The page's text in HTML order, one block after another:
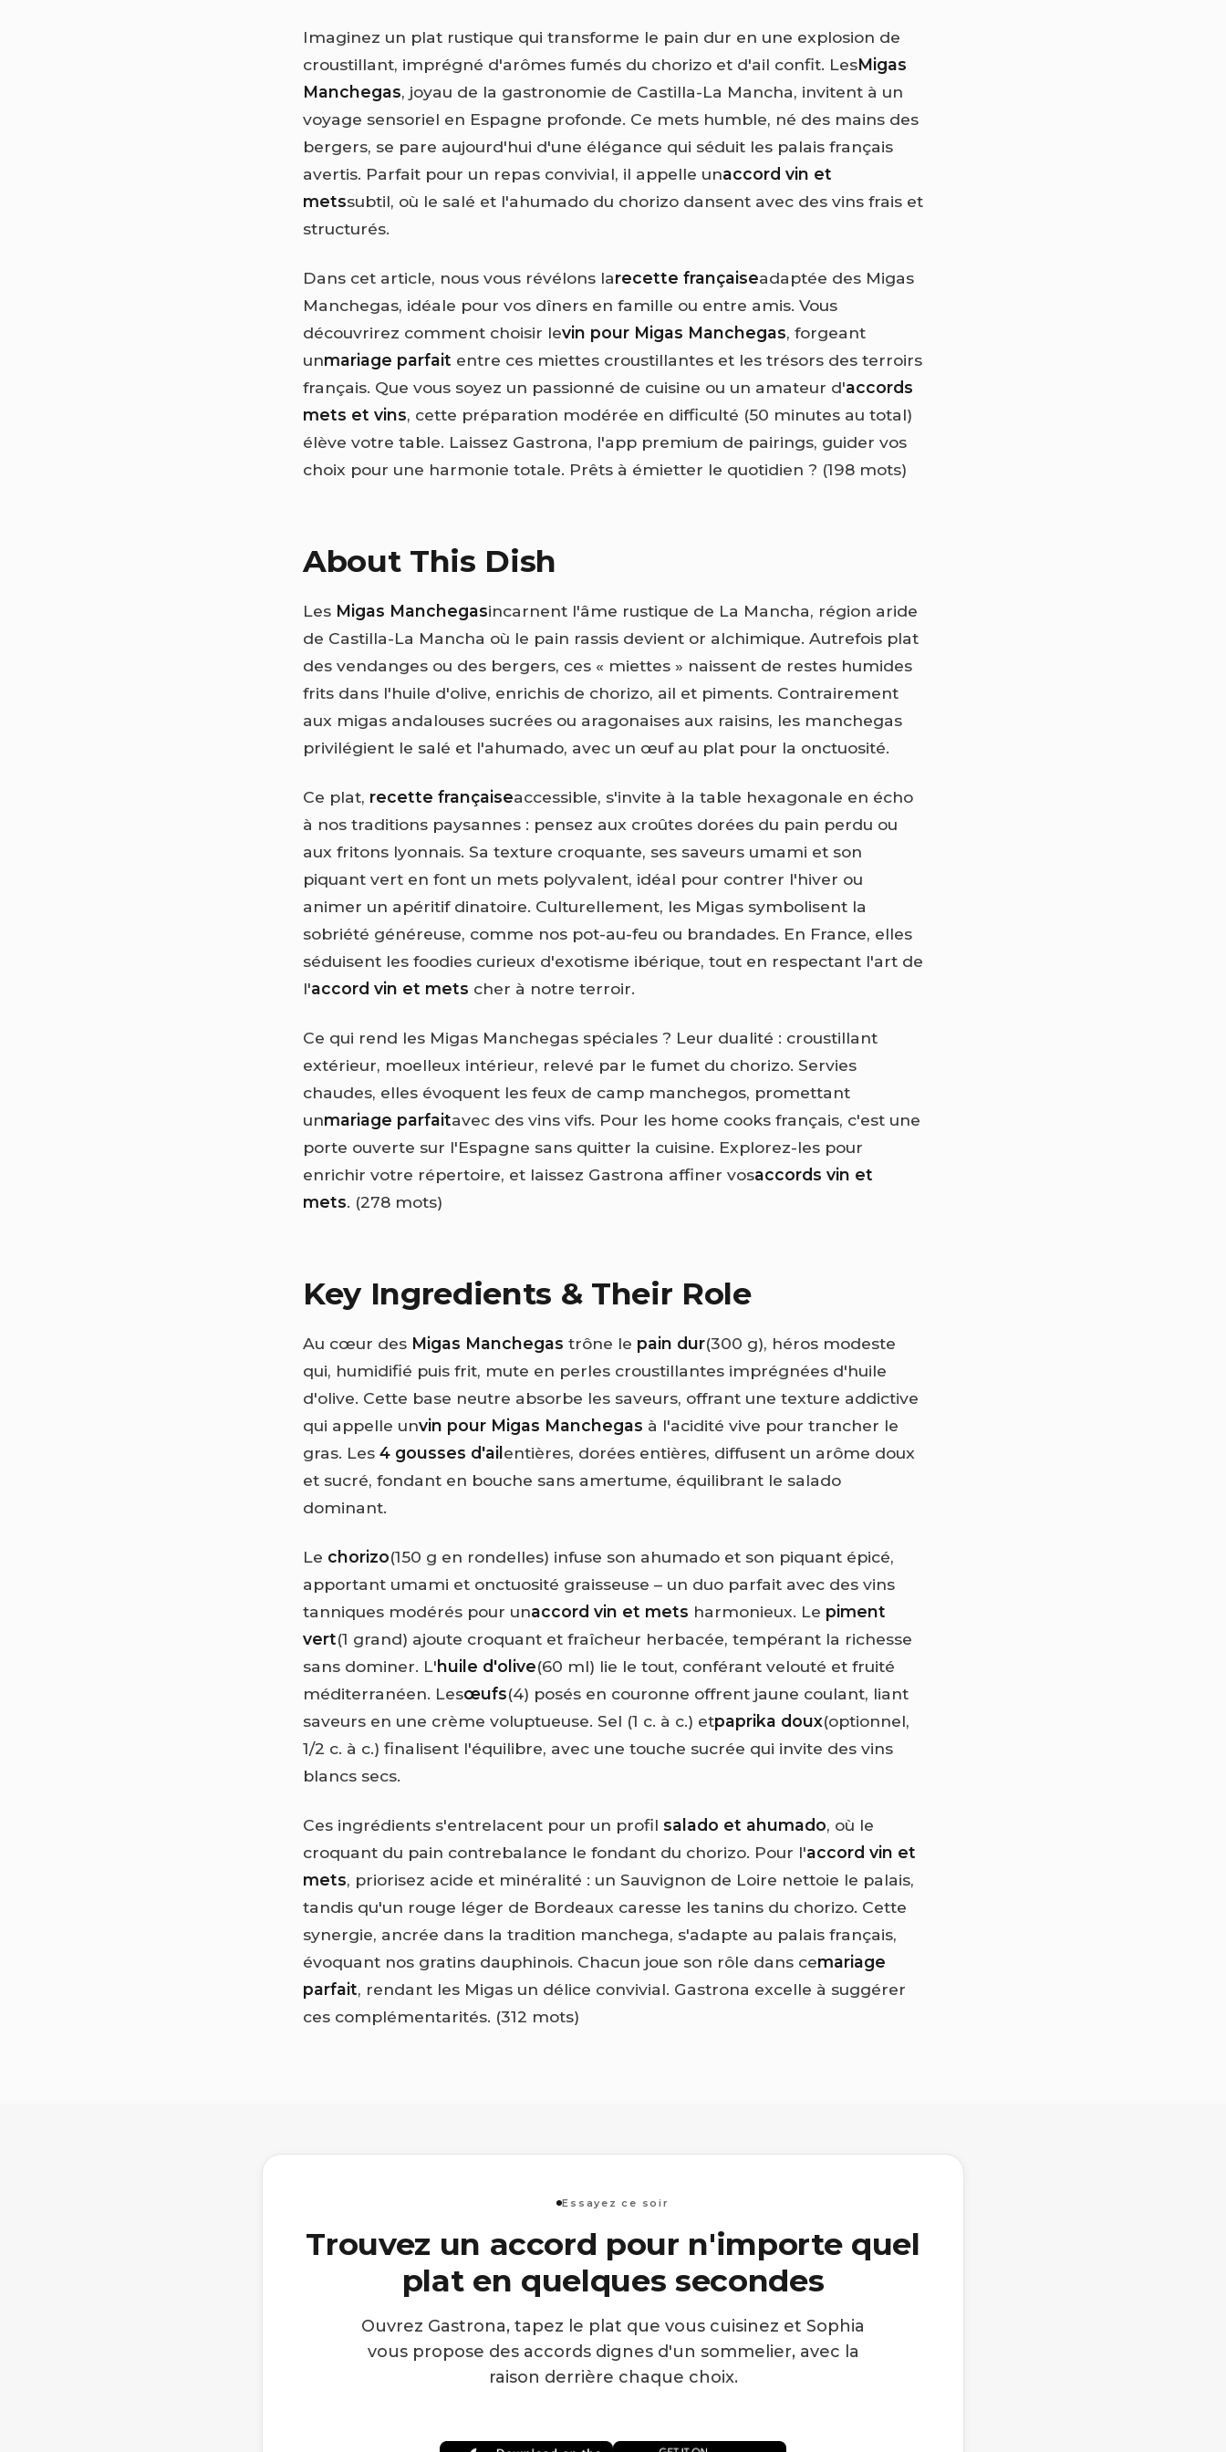
Imaginez un plat rustique qui transforme le pain dur en une explosion de
croustillant, imprégné d'arômes fumés du chorizo et d'ail confit. LesMigas
Manchegas, joyau de la gastronomie de Castilla-La Mancha, invitent à un
voyage sensoriel en Espagne profonde. Ce mets humble, né des mains des
bergers, se pare aujourd'hui d'une élégance qui séduit les palais français
avertis. Parfait pour un repas convivial, il appelle unaccord vin et
metssubtil, où le salé et l'ahumado du chorizo dansent avec des vins frais et
structurés.
Dans cet article, nous vous révélons larecette françaiseadaptée des Migas
Manchegas, idéale pour vos dîners en famille ou entre amis. Vous
découvrirez comment choisir levin pour Migas Manchegas, forgeant
unmariage parfait entre ces miettes croustillantes et les trésors des terroirs
français. Que vous soyez un passionné de cuisine ou un amateur d'accords
mets et vins, cette préparation modérée en difficulté (50 minutes au total)
élève votre table. Laissez Gastrona, l'app premium de pairings, guider vos
choix pour une harmonie totale. Prêts à émietter le quotidien ? (198 mots)
About This Dish
Les Migas Manchegasincarnent l'âme rustique de La Mancha, région aride
de Castilla-La Mancha où le pain rassis devient or alchimique. Autrefois plat
des vendanges ou des bergers, ces « miettes » naissent de restes humides
frits dans l'huile d'olive, enrichis de chorizo, ail et piments. Contrairement
aux migas andalouses sucrées ou aragonaises aux raisins, les manchegas
privilégient le salé et l'ahumado, avec un œuf au plat pour la onctuosité.
Ce plat, recette françaiseaccessible, s'invite à la table hexagonale en écho
à nos traditions paysannes : pensez aux croûtes dorées du pain perdu ou
aux fritons lyonnais. Sa texture croquante, ses saveurs umami et son
piquant vert en font un mets polyvalent, idéal pour contrer l'hiver ou
animer un apéritif dinatoire. Culturellement, les Migas symbolisent la
sobriété généreuse, comme nos pot-au-feu ou brandades. En France, elles
séduisent les foodies curieux d'exotisme ibérique, tout en respectant l'art de
l'accord vin et mets cher à notre terroir.
Ce qui rend les Migas Manchegas spéciales ? Leur dualité : croustillant
extérieur, moelleux intérieur, relevé par le fumet du chorizo. Servies
chaudes, elles évoquent les feux de camp manchegos, promettant
unmariage parfaitavec des vins vifs. Pour les home cooks français, c'est une
porte ouverte sur l'Espagne sans quitter la cuisine. Explorez-les pour
enrichir votre répertoire, et laissez Gastrona affiner vosaccords vin et
mets. (278 mots)
Key Ingredients & Their Role
Au cœur des Migas Manchegas trône le pain dur(300 g), héros modeste
qui, humidifié puis frit, mute en perles croustillantes imprégnées d'huile
d'olive. Cette base neutre absorbe les saveurs, offrant une texture addictive
qui appelle unvin pour Migas Manchegas à l'acidité vive pour trancher le
gras. Les 4 gousses d'ail entières, dorées entières, diffusent un arôme doux
et sucré, fondant en bouche sans amertume, équilibrant le salado
dominant.
Le chorizo(150 g en rondelles) infuse son ahumado et son piquant épicé,
apportant umami et onctuosité graisseuse – un duo parfait avec des vins
tanniques modérés pour unaccord vin et mets harmonieux. Le piment
vert(1 grand) ajoute croquant et fraîcheur herbacée, tempérant la richesse
sans dominer. L'huile d'olive(60 ml) lie le tout, conférant velouté et fruité
méditerranéen. Lesœufs(4) posés en couronne offrent jaune coulant, liant
saveurs en une crème voluptueuse. Sel (1 c. à c.) etpaprika doux(optionnel,
1/2 c. à c.) finalisent l'équilibre, avec une touche sucrée qui invite des vins
blancs secs.
Ces ingrédients s'entrelacent pour un profil salado et ahumado, où le
croquant du pain contrebalance le fondant du chorizo. Pour l'accord vin et
mets, priorisez acide et minéralité : un Sauvignon de Loire nettoie le palais,
tandis qu'un rouge léger de Bordeaux caresse les tanins du chorizo. Cette
synergie, ancrée dans la tradition manchega, s'adapte au palais français,
évoquant nos gratins dauphinois. Chacun joue son rôle dans cemariage
parfait, rendant les Migas un délice convivial. Gastrona excelle à suggérer
ces complémentarités. (312 mots)
Essayez ce soir
Trouvez un accord pour n'importe quel
plat en quelques secondes
Ouvrez Gastrona, tapez le plat que vous cuisinez et Sophia
vous propose des accords dignes d'un sommelier, avec la
raison derrière chaque choix.